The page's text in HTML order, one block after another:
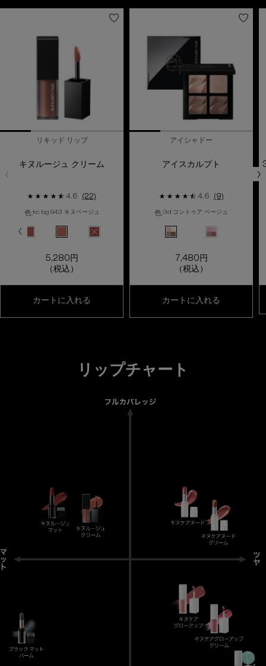
リキッド リップ
キヌルージュ クリーム
4.6 (22)
色:kc bg 943 キヌベージュ
{1} の場合
キヌルージュ クリーム、2/12
ミジ のカラー キヌルージュ クリーム、3/12
ーム、4/12
192 メルティルージュ のカラー キヌルージュ クリーム、5/12
ー キヌルージュ クリーム、6/12
ッション のカラー キヌルージュ クリーム、7/12
ブラッシュシフォン のカラー キヌルージュ クリーム、8/12
択済み
OR 545 ビワオンブレ のカラー キヌルージュ クリーム、9/12
KC BR 781 アーモンドホイップ のカラー キヌルージュ クリーム、10/12
KC BG 943 キヌベージュ のカラー キヌルージュ クリーム、
選択済み
商品バリエーションは在庫切れです, KC BG 945 ピ
5,280円
（税込）
カートに入れる キヌルージュ クリーム
アイシャドー
アイスカルプト
4.6 (9)
色:3d コントゥア ベージュ
{1} の場合
選択済み
3D コントゥア ベージュ の
選択済み
3D コントゥア
7,480円
（税込）
カートに入れる
リップチャート